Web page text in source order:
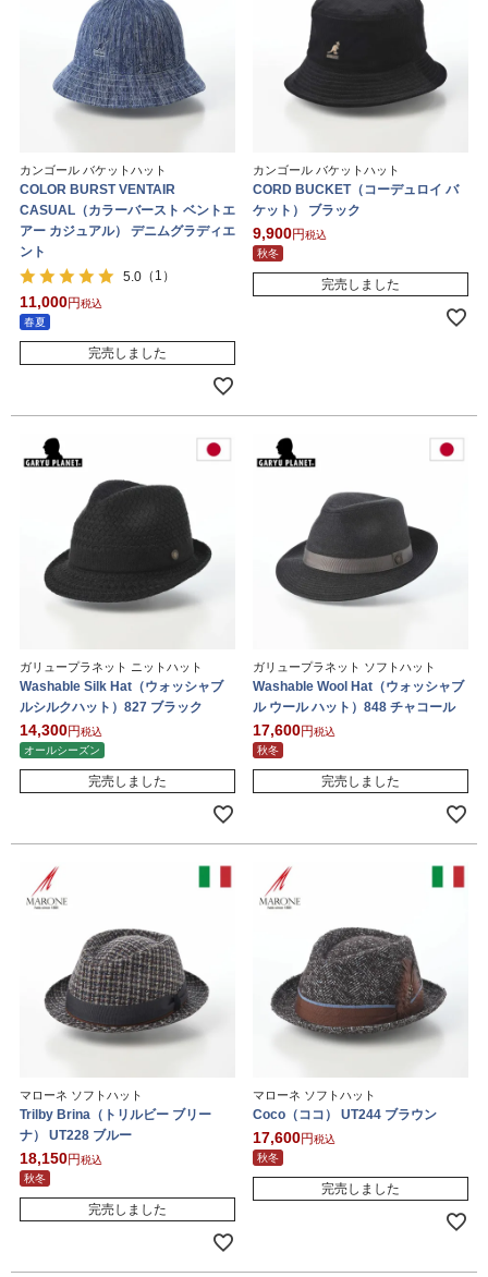
カンゴール バケットハット
COLOR BURST VENTAIR
CASUAL（カラーバースト ベントエ
アー カジュアル） デニムグラディエ
ント
5.0 （1）
11,000
税込
春夏
完売しました
カンゴール バケットハット
CORD BUCKET（コーデュロイ バ
ケット） ブラック
9,900
税込
秋冬
完売しました
ガリュープラネット ニットハット
Washable Silk Hat（ウォッシャブ
ルシルクハット）827 ブラック
14,300
税込
オールシーズン
完売しました
ガリュープラネット ソフトハット
Washable Wool Hat（ウォッシャブ
ル ウール ハット）848 チャコール
17,600
税込
秋冬
完売しました
マローネ ソフトハット
Trilby Brina（トリルビー ブリー
ナ） UT228 ブルー
18,150
税込
秋冬
完売しました
マローネ ソフトハット
Coco（ココ） UT244 ブラウン
17,600
税込
秋冬
完売しました